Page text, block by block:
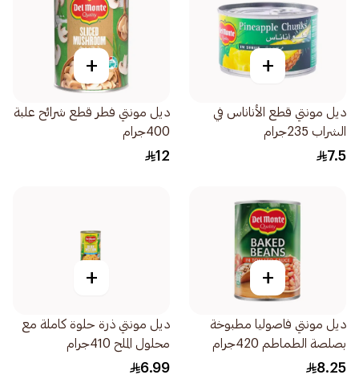
+
ديل مونتي قطع الأناناس في
الشراب 235جرام
7.5
+
ديل مونتي فطر قطع شرائح علبة
400جرام
12
+
ديل مونتي فاصوليا مطبوخة
بصلصة الطماطم 420جرام
8.25
+
ديل مونتي ذرة حلوة كاملة مع
محلول الملح 410جرام
6.99